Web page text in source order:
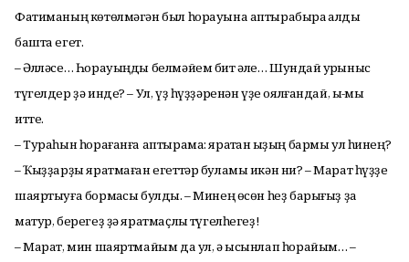
Фатиманың көтөлмәгән был һорауына аптырабыраҡ ҡалды
башта егет.
– Әлләсе… Һорауыңды белмәйем бит әле… Шундай ҡурҡыныс
түгелдер ҙә инде? – Ул, үҙ һүҙҙәренән үҙе оялғандай, ыҡ-мыҡ
итте.
– Тураһын һорағанға аптырама: яратҡан ҡыҙың бармы ул һинең?
– Ҡыҙҙарҙы яратмаған егеттәр буламы икән ни? – Марат һүҙҙе
шаяртыуға бормаҡсы булды. – Минең өсөн һеҙ барығыҙ ҙа
матур, берегеҙ ҙә яратмаҫлыҡ түгелһегеҙ!
– Марат, мин шаяртмайым да ул, ә ысынлап һорайым… –